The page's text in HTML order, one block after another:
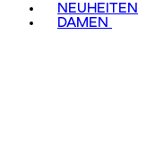
NEUHEITEN
DAMEN